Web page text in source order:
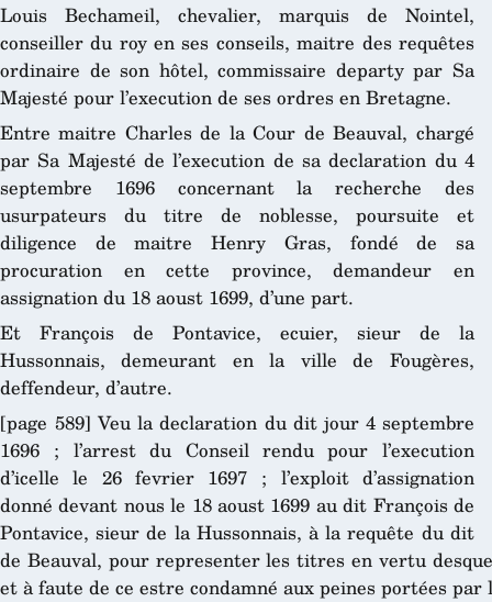
Louis Bechameil, chevalier, marquis de Nointel,
conseiller du roy en ses conseils, maitre des requêtes
ordinaire de son hôtel, commissaire departy par Sa
Majesté pour l’execution de ses ordres en Bretagne.
Entre maitre Charles de la Cour de Beauval, chargé
par Sa Majesté de l’execution de sa declaration du 4
septembre 1696 concernant la recherche des
usurpateurs du titre de noblesse, poursuite et
diligence de maitre Henry Gras, fondé de sa
procuration en cette province, demandeur en
assignation du 18 aoust 1699, d’une part.
Et François de Pontavice, ecuier, sieur de la
Hussonnais, demeurant en la ville de Fougères,
deffendeur, d’autre.
[page 589] Veu la declaration du dit jour 4 septembre
1696 ; l’arrest du Conseil rendu pour l’execution
d’icelle le 26 fevrier 1697 ; l’exploit d’assignation
donné devant nous le 18 aoust 1699 au dit François de
Pontavice, sieur de la Hussonnais, à la requête du dit
de Beauval, pour representer les titres en vertu
et à faute de ce estre condamné aux peines portées